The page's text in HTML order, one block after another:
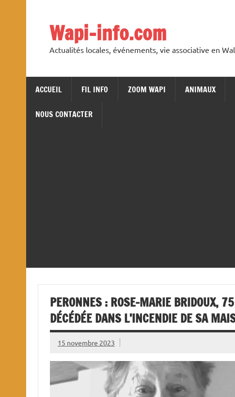
Wapi-info.com
Actualités locales, événements, vie associative en
ACCUEIL FIL INFO ZOOM WAPI ANIMAUX
NOUS CONTACTER
PERONNES : ROSE-MARIE BRIDOUX,
DÉCÉDÉE DANS L’INCENDIE DE SA
15 novembre 2023